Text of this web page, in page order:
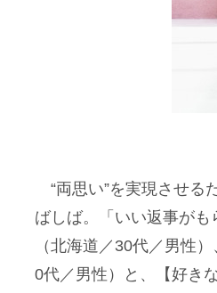
“両思い”を実現させる
ばしば。「いい返事がも
（北海道／30代／男性
0代／男性）と、【好き